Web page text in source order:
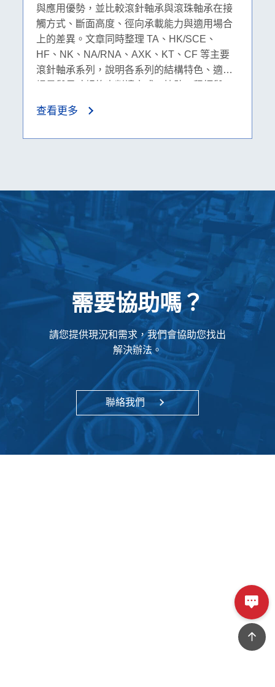
與應用優勢，並比較滾針軸承與滾珠軸承在接
觸方式、斷面高度、徑向承載能力與適用場合
上的差異。文章同時整理 TA、HK/SCE、
HF、NK、NA/RNA、AXK、KT、CF 等主要
滾針軸承系列，說明各系列的結構特色、適用
查看更多
需要協助嗎？
請您提供現況和需求，我們會協助您找出
解決辦法。
聯絡我們